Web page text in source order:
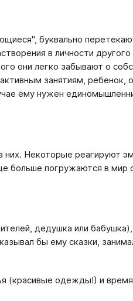
буквально
в личности
они легко забывают о
занятиям, ребенок,
ему нужен
Некоторые реагируют
больше погружаются в мир
дедушка или
бы ему сказки,
(красивые одежды!) и